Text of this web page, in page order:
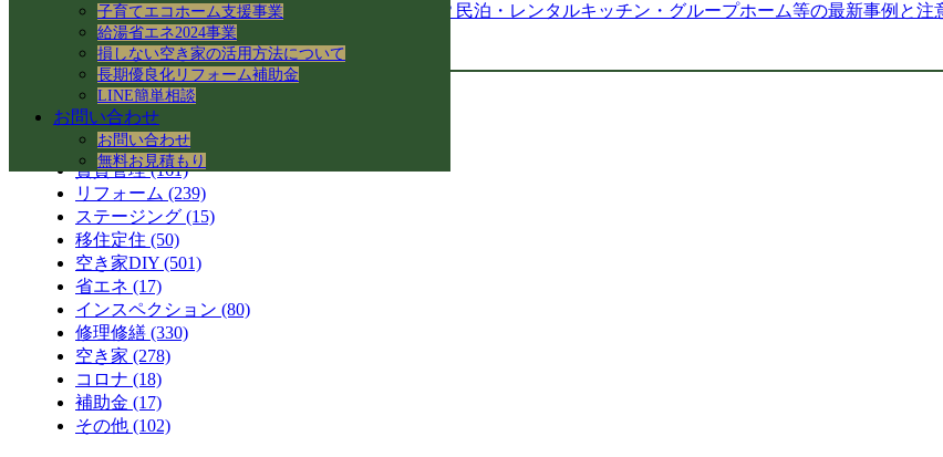
子育てエコホーム支援事業
給湯省エネ2024事業
損しない空き家の活用方法について
長期優良化リフォーム補助金
LINE簡単相談
お問い合わせ
お問い合わせ
無料お見積もり
岐阜市で築50年の空き家をどう活用する？民泊・レンタルキッチン・グループホーム等の最新事例と注
カテゴリー
空き家民泊 (22)
空き家活用 (328)
コワーキングスペース (41)
賃貸管理 (161)
リフォーム (239)
ステージング (15)
移住定住 (50)
空き家DIY (501)
省エネ (17)
インスペクション (80)
修理修繕 (330)
空き家 (278)
コロナ (18)
補助金 (17)
その他 (102)